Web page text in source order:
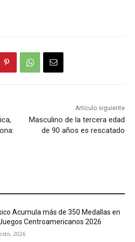
Artículo siguiente
Masculino de la tercera edad
de 90 años es rescatado
Acumula más de 350 Medallas en
Centroamericanos 2026
2026